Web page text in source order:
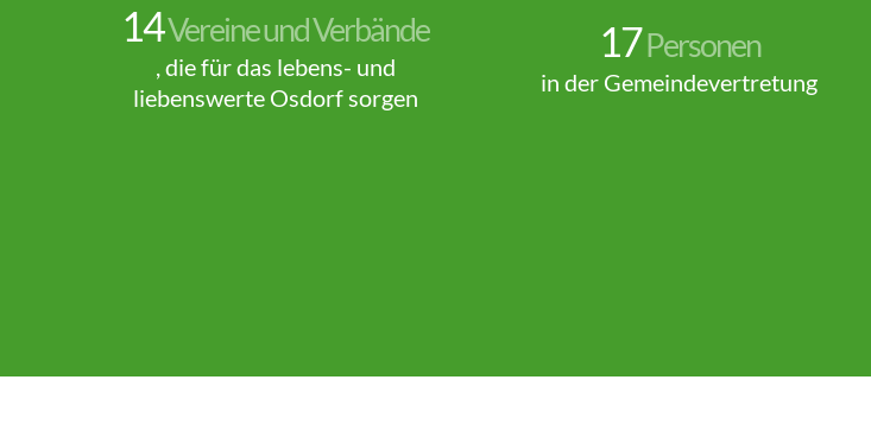
14Vereine und Verbände
, die für das lebens- und
liebenswerte Osdorf sorgen
17Personen
in der Gemeindevertretung